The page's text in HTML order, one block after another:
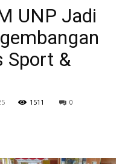
UNP Jadi
Sport &
1511 0